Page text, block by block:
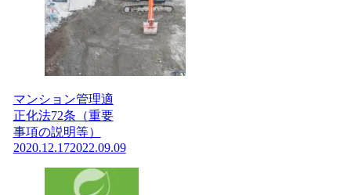
マンション管理適
正化法72条（重要
事項の説明等）
2020.12.172022.09.09